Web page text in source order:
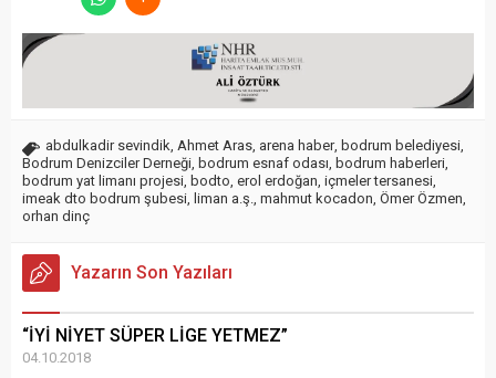
abdulkadir sevindik, Ahmet Aras, arena haber, bodrum belediyesi,
Bodrum Denizciler Derneği, bodrum esnaf odası, bodrum haberleri,
bodrum yat limanı projesi, bodto, erol erdoğan, içmeler tersanesi,
imeak dto bodrum şubesi, liman a.ş., mahmut kocadon, Ömer Özmen,
orhan dinç
Yazarın Son Yazıları
“İYİ NİYET SÜPER LİGE YETMEZ”
04.10.2018